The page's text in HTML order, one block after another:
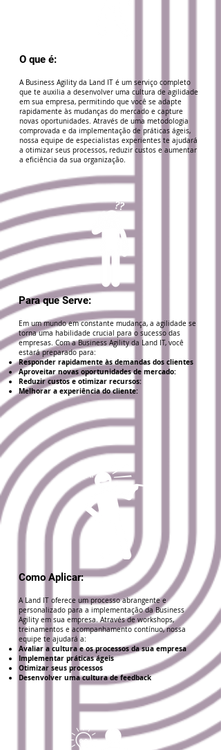
O que é:
A Business Agility da Land IT é um serviço completo
que te auxilia a desenvolver uma cultura de agilidade
em sua empresa, permitindo que você se adapte
rapidamente às mudanças do mercado e capture
novas oportunidades. Através de uma metodologia
comprovada e da implementação de práticas ágeis,
nossa equipe de especialistas experientes te ajudará
a otimizar seus processos, reduzir custos e aumentar
a eficiência da sua organização.
Para que Serve:
Em um mundo em constante mudança, a agilidade se
torna uma habilidade crucial para o sucesso das
empresas. Com a Business Agility da Land IT, você
estará preparado para:
Responder rapidamente às demandas dos clientes
Aproveitar novas oportunidades de mercado:
Reduzir custos e otimizar recursos:
Melhorar a experiência do cliente:
Como Aplicar:
A Land IT oferece um processo abrangente e
personalizado para a implementação da Business
Agility em sua empresa. Através de workshops,
treinamentos e acompanhamento contínuo, nossa
equipe te ajudará a:
Avaliar a cultura e os processos da sua empresa
Implementar práticas ágeis
Otimizar seus processos
Desenvolver uma cultura de feedback